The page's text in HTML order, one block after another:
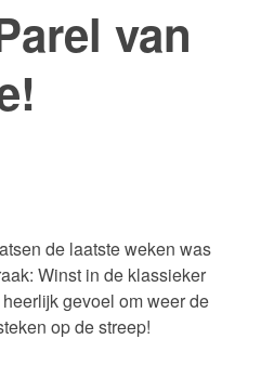
van
de laatste weken was
Winst in de klassieker
gevoel om weer de
op de streep!